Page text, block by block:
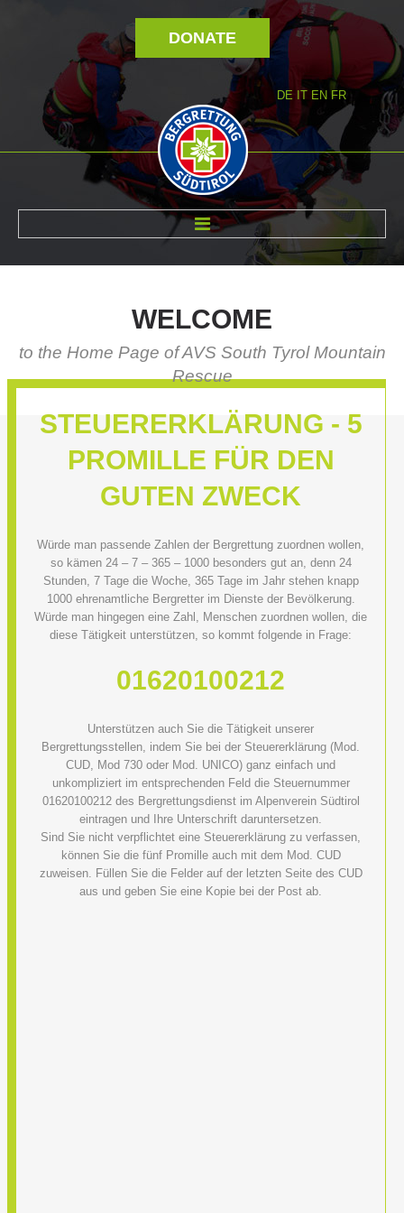
DONATE
DE IT EN FR
Association History
WELCOME
to the Home Page of AVS South Tyrol Mountain
Rescue
STEUERERKLÄRUNG - 5
PROMILLE FÜR DEN
GUTEN ZWECK
Würde man passende Zahlen der Bergrettung zuordnen wollen,
so kämen 24 – 7 – 365 – 1000 besonders gut an, denn 24
Stunden, 7 Tage die Woche, 365 Tage im Jahr stehen knapp
1000 ehrenamtliche Bergretter im Dienste der Bevölkerung.
Würde man hingegen eine Zahl, Menschen zuordnen wollen, die
diese Tätigkeit unterstützen, so kommt folgende in Frage:
01620100212
Unterstützen auch Sie die Tätigkeit unserer
Bergrettungsstellen, indem Sie bei der Steuererklärung (Mod.
CUD, Mod 730 oder Mod. UNICO) ganz einfach und
unkompliziert im entsprechenden Feld die Steuernummer
01620100212 des Bergrettungsdienst im Alpenverein Südtirol
eintragen und Ihre Unterschrift daruntersetzen.
Sind Sie nicht verpflichtet eine Steuererklärung zu verfassen,
können Sie die fünf Promille auch mit dem Mod. CUD
zuweisen. Füllen Sie die Felder auf der letzten Seite des CUD
aus und geben Sie eine Kopie bei der Post ab.